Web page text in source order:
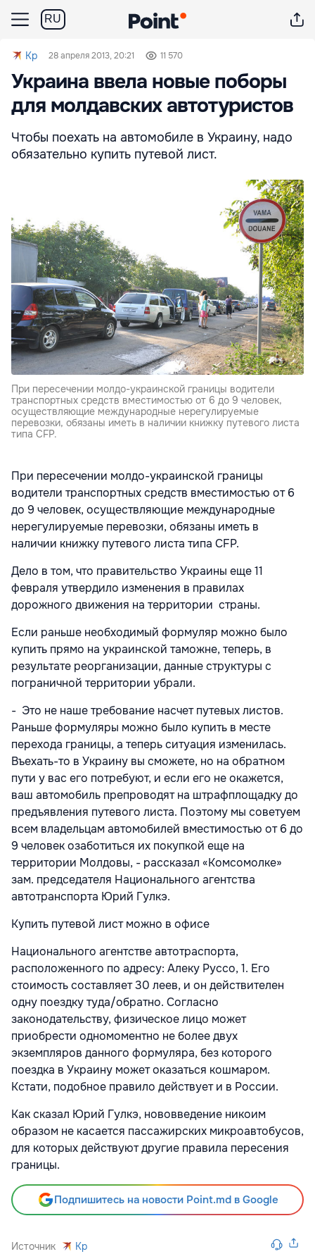
RU
Kp 28 апреля 2013, 20:21 11 570
Украина ввела новые поборы
для молдавских автотуристов
Чтобы поехать на автомобиле в Украину, надо
обязательно купить путевой лист.
При пересечении молдо-украинской границы водители
транспортных средств вместимостью от 6 до 9 человек,
осуществляющие международные нерегулируемые
перевозки, обязаны иметь в наличии книжку путевого листа
типа CFP.
При пересечении молдо-украинской границы
водители транспортных средств вместимостью от 6
до 9 человек, осуществляющие международные
нерегулируемые перевозки, обязаны иметь в
наличии книжку путевого листа типа CFP.
Дело в том, что правительство Украины еще 11
февраля утвердило изменения в правилах
дорожного движения на территории страны.
Если раньше необходимый формуляр можно было
купить прямо на украинской таможне, теперь, в
результате реорганизации, данные структуры с
пограничной территории убрали.
- Это не наше требование насчет путевых листов.
Раньше формуляры можно было купить в месте
перехода границы, а теперь ситуация изменилась.
Въехать-то в Украину вы сможете, но на обратном
пути у вас его потребуют, и если его не окажется,
ваш автомобиль препроводят на штрафплощадку до
предъявления путевого листа. Поэтому мы советуем
всем владельцам автомобилей вместимостью от 6 до
9 человек озаботиться их покупкой еще на
территории Молдовы, - рассказал «Комсомолке»
зам. председателя Национального агентства
автотранспорта Юрий Гулкэ.
Купить путевой лист можно в офисе
Национального агентстве автотраспорта,
расположенного по адресу: Алеку Руссо, 1. Его
стоимость составляет 30 леев, и он действителен
одну поездку туда/обратно. Согласно
законодательству, физическое лицо может
приобрести одномоментно не более двух
экземпляров данного формуляра, без которого
поездка в Украину может оказаться кошмаром.
Кстати, подобное правило действует и в России.
Как сказал Юрий Гулкэ, нововведение никоим
образом не касается пассажирских микроавтобусов,
для которых действуют другие правила пересения
границы.
Подпишитесь на новости Point.md в Google
Источник Kp